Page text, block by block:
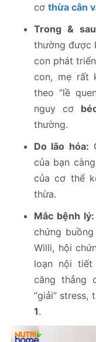
cơ thừa cân
Trong &
thường được
con phát
con, mẹ rất
theo “lề
nguy cơ
thường.
Do lão hóa:
của bạn
của cơ thể
thừa.
Mắc bệnh lý:
chứng
Willi, hội
loạn nội
căng thẳng
“giải” stress,
1.